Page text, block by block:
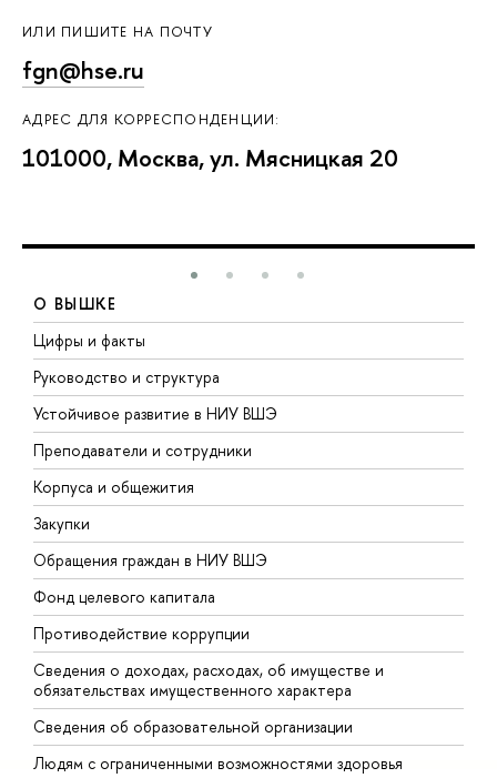
ИЛИ ПИШИТЕ НА ПОЧТУ
fgn@hse.ru
АДРЕС ДЛЯ КОРРЕСПОНДЕНЦИИ:
101000, Москва, ул. Мясницкая 20
О ВЫШКЕ
Цифры и факты
Руководство и структура
Устойчивое развитие в НИУ ВШЭ
Преподаватели и сотрудники
Корпуса и общежития
Закупки
Обращения граждан в НИУ ВШЭ
Фонд целевого капитала
Противодействие коррупции
Сведения о доходах, расходах, об имуществе и
обязательствах имущественного характера
Сведения об образовательной организации
Людям с ограниченными возможностями здоровья